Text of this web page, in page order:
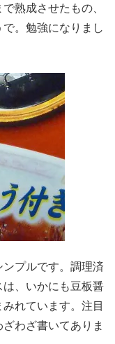
熟成させたもの、
。勉強になりまし
プルです。調理済
、いかにも豆板醤
れています。注目
わざ書いてありま